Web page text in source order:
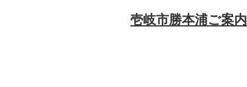
壱岐市勝本浦ご案内